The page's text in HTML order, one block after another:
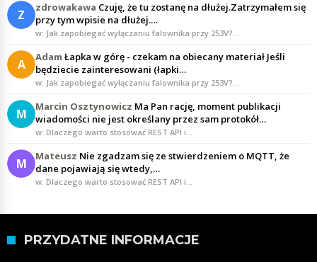
Z zdrowakawa Czuję, że tu zostanę na dłużej.Zatrzymałem się
przy tym wpisie na dłużej.…
w: Jak zapobiegać wyłączaniu falownika przy 253V?…
A Adam Łapka w górę - czekam na obiecany materiał Jeśli
będziecie zainteresowani (łapki…
w: Jak zapobiegać wyłączaniu falownika przy 253V?…
M Marcin Osztynowicz Ma Pan rację, moment publikacji
wiadomości nie jest określany przez sam protokół…
w: Dlaczego warto stosować REST API i…
M Mateusz Nie zgadzam się ze stwierdzeniem o MQTT, że
dane pojawiają się wtedy,…
w: Dlaczego warto stosować REST API i…
PRZYDATNE INFORMACJE